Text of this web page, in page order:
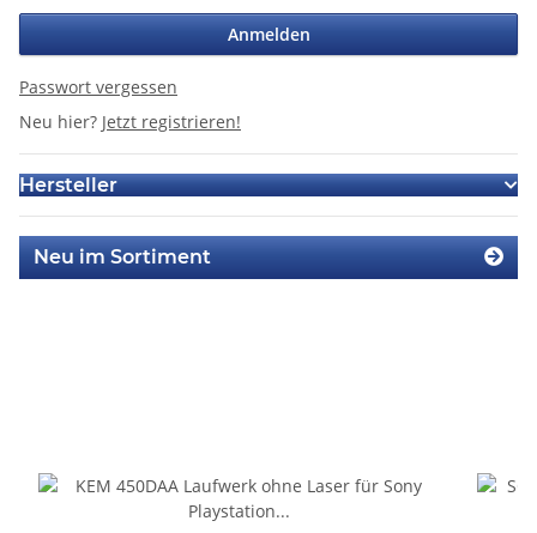
Anmelden
Passwort vergessen
Neu hier? Jetzt registrieren!
Hersteller
Neu im Sortiment